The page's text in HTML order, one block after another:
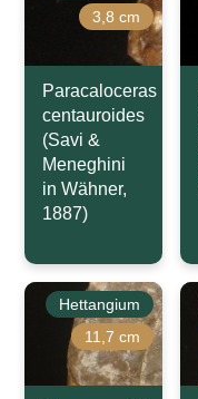
3,8 cm
Paracaloceras
centauroides
(Savi &
Meneghini
in Wähner,
1887)
Hettangium
11,7 cm